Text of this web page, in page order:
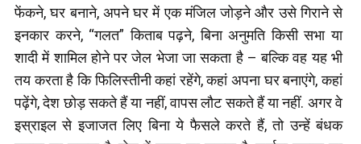
फेंकने, घर बनाने, अपने घर में एक मंजिल जोड़ने और उसे गिराने से
इनकार करने, “गलत” किताब पढ़ने, बिना अनुमति किसी सभा या
शादी में शामिल होने पर जेल भेजा जा सकता है – बल्कि वह यह भी
तय करता है कि फिलिस्तीनी कहां रहेंगे, कहां अपना घर बनाएंगे, कहां
पढ़ेंगे, देश छोड़ सकते हैं या नहीं, वापस लौट सकते हैं या नहीं. अगर वे
इस्राइल से इजाजत लिए बिना ये फैसले करते हैं, तो उन्हें बंधक